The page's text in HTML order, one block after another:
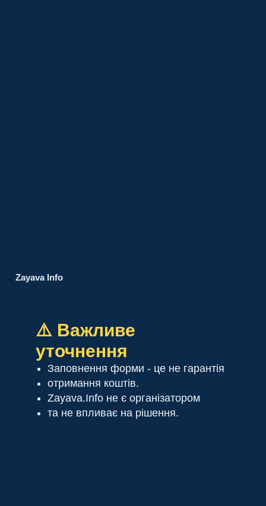
Zayava Info
⚠️ Важливе
уточнення
Заповнення форми - це не гарантія
отримання коштів.
Zayava.Info не є організатором
та не впливає на рішення.